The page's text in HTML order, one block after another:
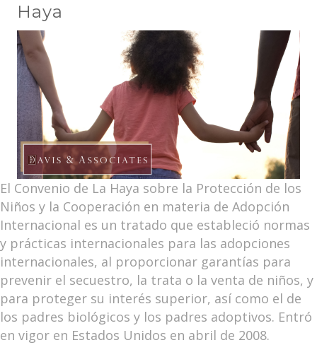
Haya
El Convenio de La Haya sobre la Protección de los
Niños y la Cooperación en materia de Adopción
Internacional es un tratado que estableció normas
y prácticas internacionales para las adopciones
internacionales, al proporcionar garantías para
prevenir el secuestro, la trata o la venta de niños, y
para proteger su interés superior, así como el de
los padres biológicos y los padres adoptivos. Entró
en vigor en Estados Unidos en abril de 2008.